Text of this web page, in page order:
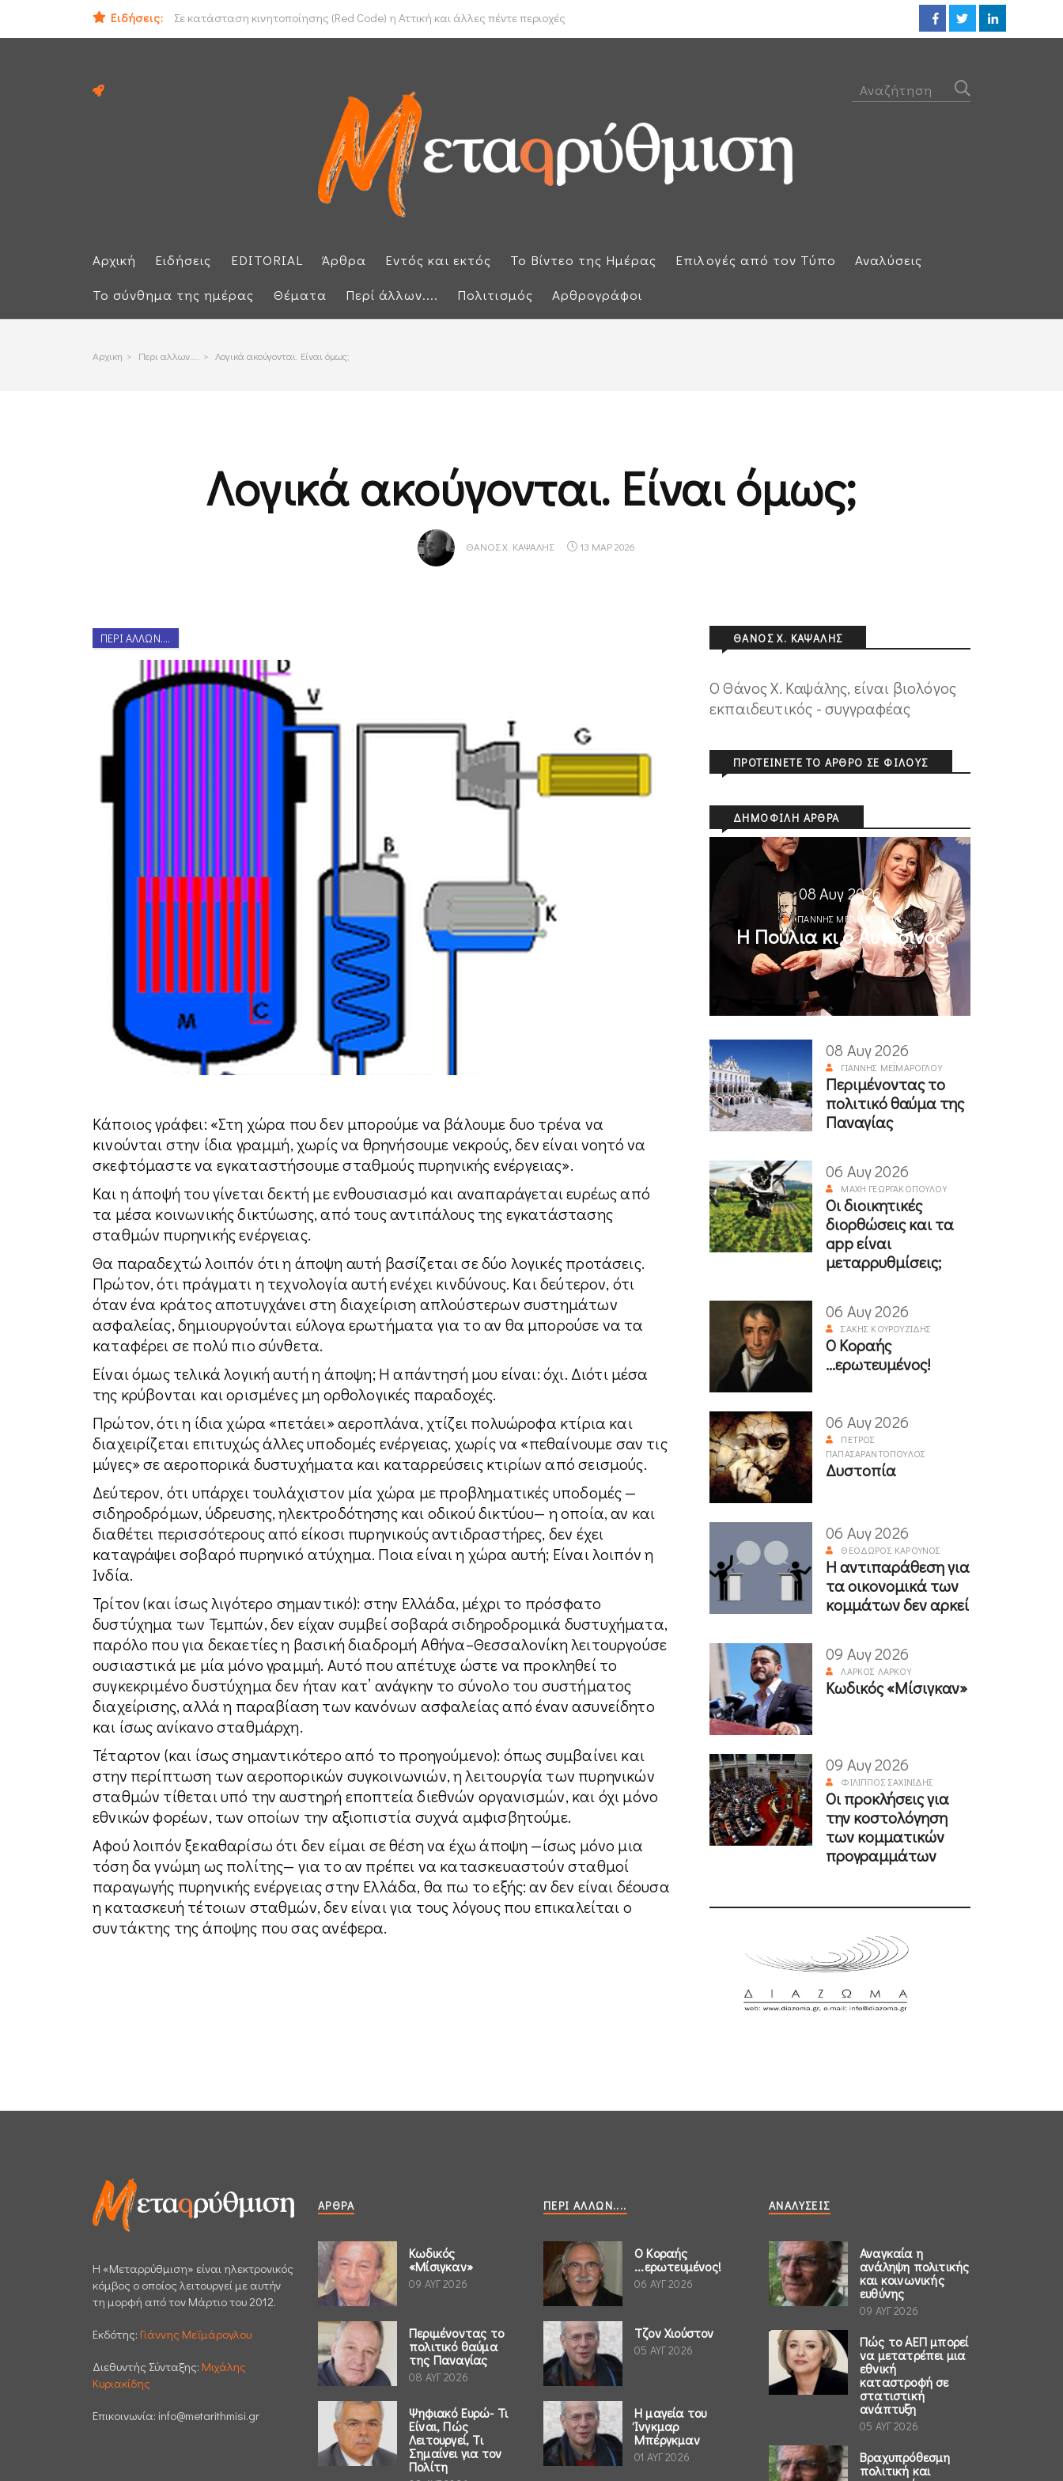
Ειδήσεις:
Σε κατάσταση κινητοποίησης (Red Code) η Αττική και άλλες πέντε περιοχές
Ομάν: «Θετικές» οι συνομιλίες με το Ιράν για τα Στενά του Ορμούζ Η απάντηση της Ισπανίας:
Αρχική Ειδήσεις EDITORIAL Άρθρα Εντός και εκτός Το Βίντεο της Ημέρας Επιλογές από τον Τύπο
Αναλύσεις
Το σύνθημα της ημέρας
Θέματα Περί άλλων.... Πολιτισμός Αρθρογράφοι
Αρχικη > Περι αλλων.... > Λογικά ακούγονται. Είναι όμως;
Λογικά ακούγονται. Είναι όμως;
ΘΆΝΟΣ Χ. ΚΑΨΆΛΗΣ 13 ΜΑΡ 2026
ΠΕΡΊ ΆΛΛΩΝ....
Κάποιος γράφει: «Στη χώρα που δεν μπορούμε να βάλουμε δυο τρένα να
κινούνται στην ίδια γραμμή, χωρίς να θρηνήσουμε νεκρούς, δεν είναι νοητό να
σκεφτόμαστε να εγκαταστήσουμε σταθμούς πυρηνικής ενέργειας».
Και η άποψή του γίνεται δεκτή με ενθουσιασμό και αναπαράγεται ευρέως από
τα μέσα κοινωνικής δικτύωσης, από τους αντιπάλους της εγκατάστασης
σταθμών πυρηνικής ενέργειας.
Θα παραδεχτώ λοιπόν ότι η άποψη αυτή βασίζεται σε δύο λογικές προτάσεις.
Πρώτον, ότι πράγματι η τεχνολογία αυτή ενέχει κινδύνους. Και δεύτερον, ότι
όταν ένα κράτος αποτυγχάνει στη διαχείριση απλούστερων συστημάτων
ασφαλείας, δημιουργούνται εύλογα ερωτήματα για το αν θα μπορούσε να τα
καταφέρει σε πολύ πιο σύνθετα.
Είναι όμως τελικά λογική αυτή η άποψη; Η απάντησή μου είναι: όχι. Διότι μέσα
της κρύβονται και ορισμένες μη ορθολογικές παραδοχές.
Πρώτον, ότι η ίδια χώρα «πετάει» αεροπλάνα, χτίζει πολυώροφα κτίρια και
διαχειρίζεται επιτυχώς άλλες υποδομές ενέργειας, χωρίς να «πεθαίνουμε σαν τις
μύγες» σε αεροπορικά δυστυχήματα και καταρρεύσεις κτιρίων από σεισμούς.
Δεύτερον, ότι υπάρχει τουλάχιστον μία χώρα με προβληματικές υποδομές —
σιδηροδρόμων, ύδρευσης, ηλεκτροδότησης και οδικού δικτύου— η οποία, αν και
διαθέτει περισσότερους από είκοσι πυρηνικούς αντιδραστήρες, δεν έχει
καταγράψει σοβαρό πυρηνικό ατύχημα. Ποια είναι η χώρα αυτή; Είναι λοιπόν η
Ινδία.
Τρίτον (και ίσως λιγότερο σημαντικό): στην Ελλάδα, μέχρι το πρόσφατο
δυστύχημα των Τεμπών, δεν είχαν συμβεί σοβαρά σιδηροδρομικά δυστυχήματα,
παρόλο που για δεκαετίες η βασική διαδρομή Αθήνα–Θεσσαλονίκη λειτουργούσε
ουσιαστικά με μία μόνο γραμμή. Αυτό που απέτυχε ώστε να προκληθεί το
συγκεκριμένο δυστύχημα δεν ήταν κατ’ ανάγκην το σύνολο του συστήματος
διαχείρισης, αλλά η παραβίαση των κανόνων ασφαλείας από έναν ασυνείδητο
και ίσως ανίκανο σταθμάρχη.
Τέταρτον (και ίσως σημαντικότερο από το προηγούμενο): όπως συμβαίνει και
στην περίπτωση των αεροπορικών συγκοινωνιών, η λειτουργία των πυρηνικών
σταθμών τίθεται υπό την αυστηρή εποπτεία διεθνών οργανισμών, και όχι μόνο
εθνικών φορέων, των οποίων την αξιοπιστία συχνά αμφισβητούμε.
Αφού λοιπόν ξεκαθαρίσω ότι δεν είμαι σε θέση να έχω άποψη —ίσως μόνο μια
τόση δα γνώμη ως πολίτης— για το αν πρέπει να κατασκευαστούν σταθμοί
παραγωγής πυρηνικής ενέργειας στην Ελλάδα, θα πω το εξής: αν δεν είναι δέουσα
η κατασκευή τέτοιων σταθμών, δεν είναι για τους λόγους που επικαλείται ο
συντάκτης της άποψης που σας ανέφερα.
ΘΆΝΟΣ Χ. ΚΑΨΆΛΗΣ
Ο Θάνος Χ. Καψάλης, είναι βιολόγος
εκπαιδευτικός - συγγραφέας
ΠΡΟΤΕΊΝΕΤΕ ΤΟ ΆΡΘΡΟ ΣΕ ΦΊΛΟΥΣ
ΔΗΜΟΦΙΛΉ ΆΡΘΡΑ
08 Αυγ 2026
ΓΙΆΝΝΗΣ ΜΕΪΜΆΡΟΓΛΟΥ
Η Πούλια κι ο Αυγερινός
08 Αυγ 2026
ΓΙΆΝΝΗΣ ΜΕΪΜΆΡΟΓΛΟΥ
Περιμένοντας το
πολιτικό θαύμα της
Παναγίας
06 Αυγ 2026
ΜΆΧΗ ΓΕΩΡΓΑΚΟΠΟΎΛΟΥ
Οι διοικητικές
διορθώσεις και τα
app είναι
μεταρρυθμίσεις;
06 Αυγ 2026
ΣΆΚΗΣ ΚΟΥΡΟΥΖΊΔΗΣ
Ο Κοραής
...ερωτευμένος!
06 Αυγ 2026
ΠΈΤΡΟΣ
ΠΑΠΑΣΑΡΑΝΤΌΠΟΥΛΟΣ
Δυστοπία
06 Αυγ 2026
ΘΕΌΔΩΡΟΣ ΚΑΡΟΎΝΟΣ
Η αντιπαράθεση για
τα οικονομικά των
κομμάτων δεν αρκεί
09 Αυγ 2026
ΛΆΡΚΟΣ ΛΆΡΚΟΥ
Κωδικός «Μίσιγκαν»
09 Αυγ 2026
ΦΊΛΙΠΠΟΣ ΣΑΧΙΝΊΔΗΣ
Οι προκλήσεις για
την κοστολόγηση
των κομματικών
προγραμμάτων
H «Μεταρρύθμιση» είναι ηλεκτρονικός
κόμβος ο οποίος λειτουργεί με αυτήν
τη μορφή από τον Μάρτιο του 2012.
Εκδότης: Γιάννης Μεϊμάρογλου
Διεθυντής Σύνταξης: Μιχάλης
Κυριακίδης
Επικοινωνία: info@metarithmisi.gr
ΆΡΘΡΑ
Κωδικός
«Μίσιγκαν»
09 ΑΥΓ 2026
Περιμένοντας το
πολιτικό θαύμα
της Παναγίας
08 ΑΥΓ 2026
Ψηφιακό Ευρώ- Τι
Είναι, Πώς
Λειτουργεί, Τι
Σημαίνει για τον
Πολίτη
ΠΕΡΊ ΆΛΛΩΝ....
Ο Κοραής
...ερωτευμένος!
06 ΑΥΓ 2026
Τζον Χιούστον
05 ΑΥΓ 2026
Η μαγεία του
Ίνγκμαρ
Μπέργκμαν
01 ΑΥΓ 2026
ΑΝΑΛΎΣΕΙΣ
Αναγκαία η
ανάληψη πολιτικής
και κοινωνικής
ευθύνης
09 ΑΥΓ 2026
Πώς το ΑΕΠ μπορεί
να μετατρέπει μια
εθνική
καταστροφή σε
στατιστική
ανάπτυξη
05 ΑΥΓ 2026
Βραχυπρόθεσμη
πολιτική και